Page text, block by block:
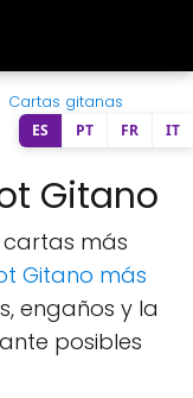
Cartas gitanas
Gitano
más
Gitano más
engaños y la
posibles
ES PT FR IT